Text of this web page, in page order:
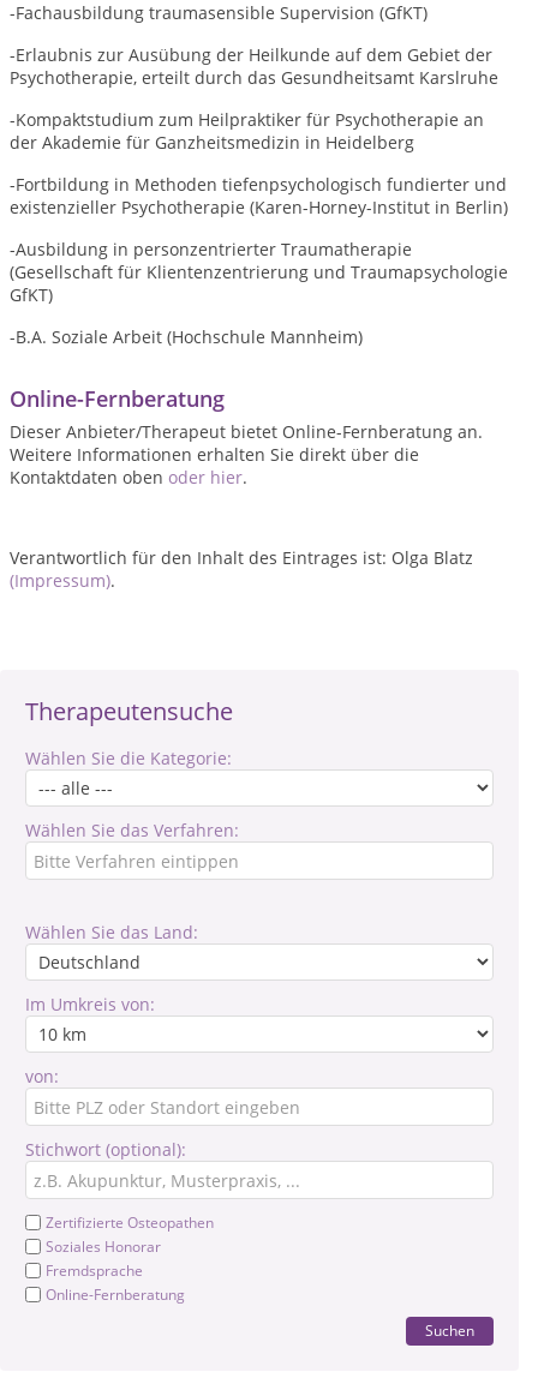
Therapeutensuche
Wählen Sie die Kategorie:
Wählen Sie das Verfahren:
Wählen Sie das Land:
Im Umkreis von:
von:
Stichwort (optional):
Zertifizierte Osteopathen
Soziales Honorar
Fremdsprache
Online-Fernberatung
Suchen
-Fachausbildung traumasensible Supervision (GfKT)
-Erlaubnis zur Ausübung der Heilkunde auf dem Gebiet der
Psychotherapie, erteilt durch das Gesundheitsamt Karslruhe
-Kompaktstudium zum Heilpraktiker für Psychotherapie an
der Akademie für Ganzheitsmedizin in Heidelberg
-Fortbildung in Methoden tiefenpsychologisch fundierter und
existenzieller Psychotherapie (Karen-Horney-Institut in Berlin)
-Ausbildung in personzentrierter Traumatherapie
(Gesellschaft für Klientenzentrierung und Traumapsychologie
GfKT)
-B.A. Soziale Arbeit (Hochschule Mannheim)
Online-Fernberatung
Dieser Anbieter/Therapeut bietet Online-Fernberatung an.
Weitere Informationen erhalten Sie direkt über die
Kontaktdaten oben oder hier.
Verantwortlich für den Inhalt des Eintrages ist: Olga Blatz
(Impressum).